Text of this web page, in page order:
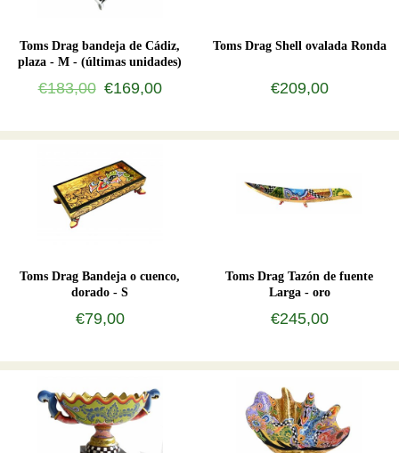
Toms Drag bandeja de Cádiz,
plaza - M - (últimas unidades)
€183,00 €169,00
Toms Drag Shell ovalada Ronda
€209,00
Toms Drag Bandeja o cuenco,
dorado - S
€79,00
Toms Drag Tazón de fuente
Larga - oro
€245,00